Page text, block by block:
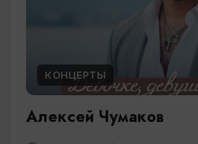
КОНЦЕРТЫ
Алексей Чумаков